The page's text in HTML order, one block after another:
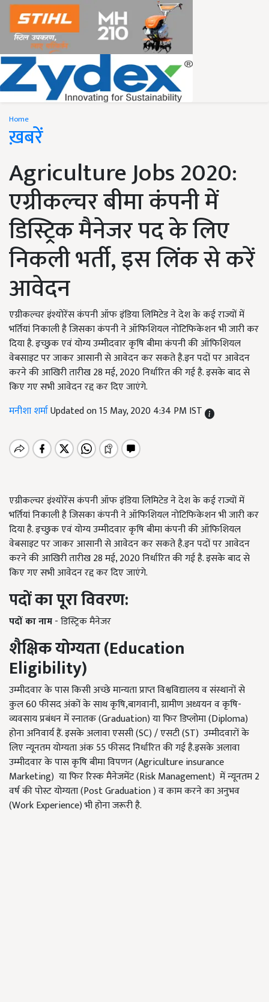
Home
ख़बरें
Agriculture Jobs 2020:
एग्रीकल्चर बीमा कंपनी में
डिस्ट्रिक मैनेजर पद के लिए
निकली भर्ती, इस लिंक से करें
आवेदन
एग्रीकल्चर इंश्योरेंस कंपनी ऑफ इंडिया लिमिटेड ने देश के कई राज्यों में
भर्तियां निकाली है जिसका कंपनी ने ऑफिशियल नोटिफिकेशन भी जारी कर
दिया है. इच्छुक एवं योग्य उम्मीदवार कृषि बीमा कंपनी की ऑफिशियल
वेबसाइट पर जाकर आसानी से आवेदन कर सकते है.इन पदों पर आवेदन
करने की आखिरी तारीख 28 मई, 2020 निर्धारित की गई है. इसके बाद से
किए गए सभी आवेदन रद्द कर दिए जाएंगे.
मनीशा शर्माUpdated on 15 May, 2020 4:34 PM IST
एग्रीकल्चर इंश्योरेंस कंपनी ऑफ इंडिया लिमिटेड ने देश के कई राज्यों में
भर्तियां निकाली है जिसका कंपनी ने ऑफिशियल नोटिफिकेशन भी जारी कर
दिया है. इच्छुक एवं योग्य उम्मीदवार कृषि बीमा कंपनी की ऑफिशियल
वेबसाइट पर जाकर आसानी से आवेदन कर सकते है.इन पदों पर आवेदन
करने की आखिरी तारीख 28 मई, 2020 निर्धारित की गई है. इसके बाद से
किए गए सभी आवेदन रद्द कर दिए जाएंगे.
पदोंकापूराविवरण:
पदोंकानाम- डिस्ट्रिक मैनेजर
शैक्षिकयोग्यता(Education
Eligibility)
उम्मीदवार के पास किसी अच्छे मान्यता प्राप्त विश्वविद्यालय व संस्थानों से
कुल 60 फीसद अंकों के साथ कृषि,बागवानी, ग्रामीण अध्ययन व कृषि-
व्यवसाय प्रबंधन में स्नातक (Graduation) या फिर डिप्लोमा (Diploma)
होना अनिवार्य हैं. इसके अलावा एससी (SC) / एसटी (ST) उम्मीदवारों के
लिए न्यूनतम योग्यता अंक 55 फीसद निर्धारित की गई है.इसके अलावा
उम्मीदवार के पास कृषि बीमा विपणन (Agriculture insurance
Marketing) या फिर रिस्क मैनेजमेंट (Risk Management) में न्यूनतम 2
वर्ष की पोस्ट योग्यता (Post Graduation ) व काम करने का अनुभव
(Work Experience) भी होना जरूरी है.